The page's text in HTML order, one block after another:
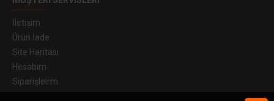
İletişim
Ürün İade
Site Haritası
Hesabım
Siparişleirm